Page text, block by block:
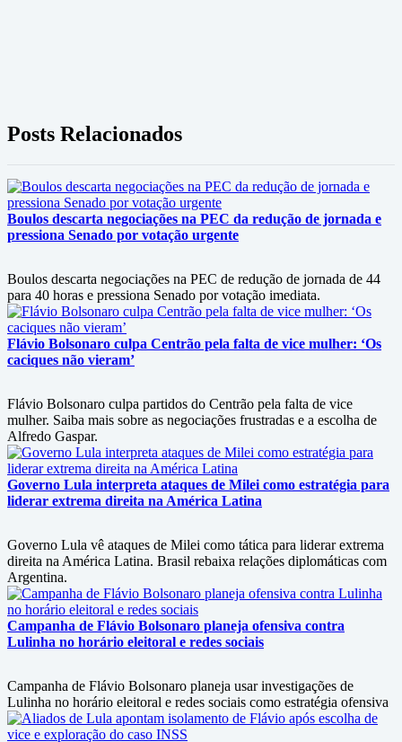
Posts Relacionados
Boulos descarta negociações na PEC da redução de jornada e
pressiona Senado por votação urgente
Boulos descarta negociações na PEC de redução de jornada de 44
para 40 horas e pressiona Senado por votação imediata.
Flávio Bolsonaro culpa Centrão pela falta de vice mulher: ‘Os
caciques não vieram’
Flávio Bolsonaro culpa partidos do Centrão pela falta de vice
mulher. Saiba mais sobre as negociações frustradas e a escolha de
Alfredo Gaspar.
Governo Lula interpreta ataques de Milei como estratégia para
liderar extrema direita na América Latina
Governo Lula vê ataques de Milei como tática para liderar extrema
direita na América Latina. Brasil rebaixa relações diplomáticas com
Argentina.
Campanha de Flávio Bolsonaro planeja ofensiva contra
Lulinha no horário eleitoral e redes sociais
Campanha de Flávio Bolsonaro planeja usar investigações de
Lulinha no horário eleitoral e redes sociais como estratégia ofensiva